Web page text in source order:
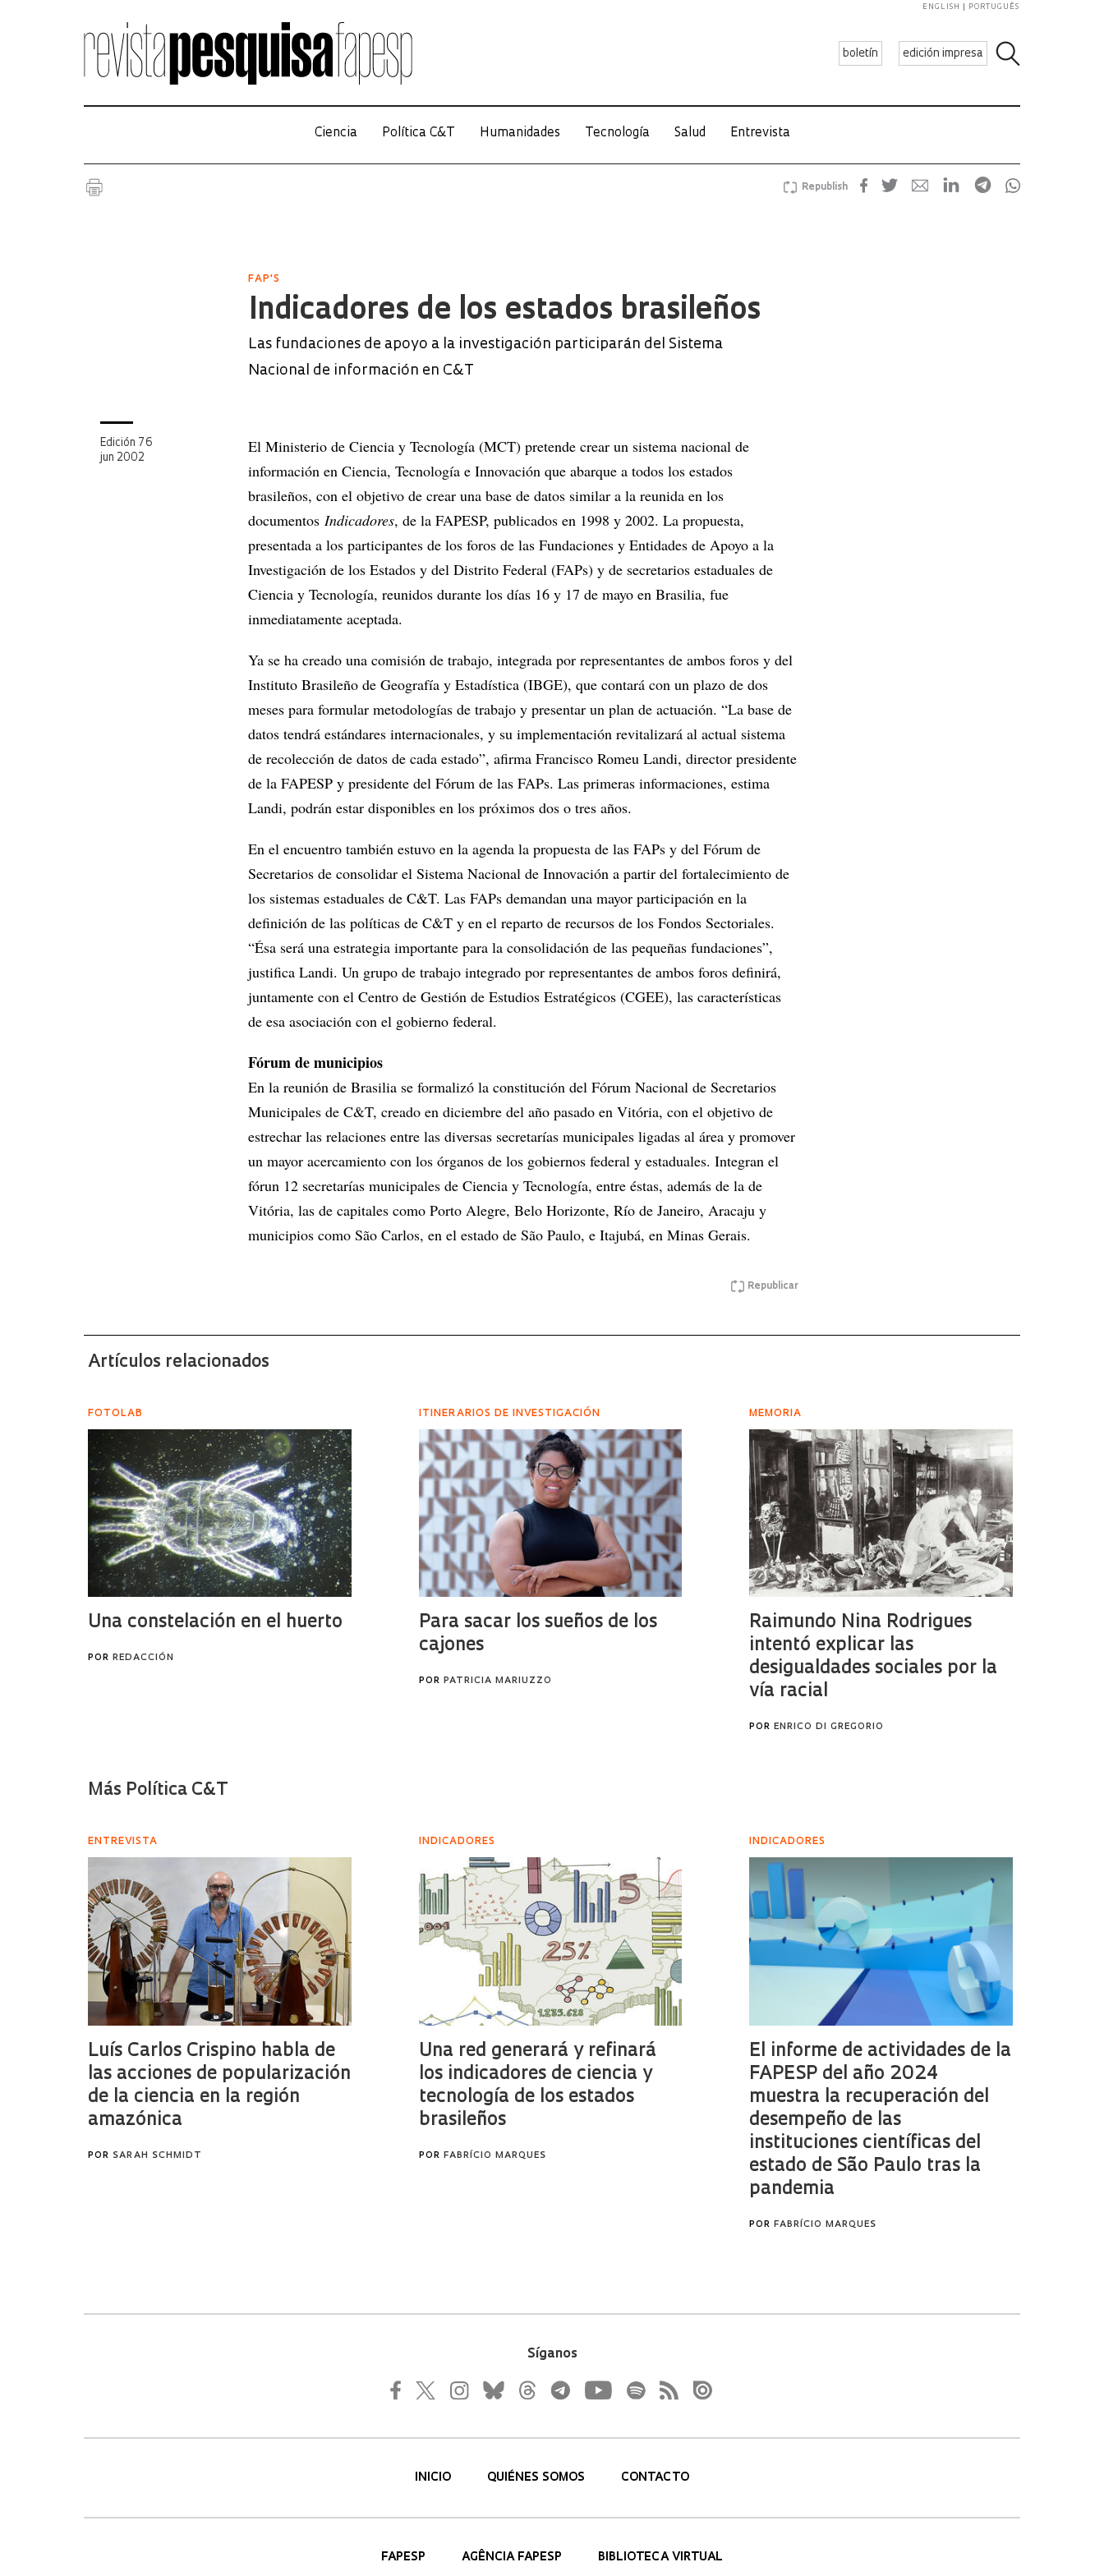
boletín edición impresa
ENGLISH PORTUGUÊS
Ciencia Política C&T Humanidades Tecnología Salud Entrevista
Republish
FAP'S
Indicadores de los estados brasileños
Las fundaciones de apoyo a la investigación participarán del Sistema
Nacional de información en C&T
Edición 76
jun 2002
El Ministerio de Ciencia y Tecnología (MCT) pretende crear un sistema nacional de
información en Ciencia, Tecnología e Innovación que abarque a todos los estados
brasileños, con el objetivo de crear una base de datos similar a la reunida en los
documentos Indicadores, de la FAPESP, publicados en 1998 y 2002. La propuesta,
presentada a los participantes de los foros de las Fundaciones y Entidades de Apoyo a la
Investigación de los Estados y del Distrito Federal (FAPs) y de secretarios estaduales de
Ciencia y Tecnología, reunidos durante los días 16 y 17 de mayo en Brasilia, fue
inmediatamente aceptada.
Ya se ha creado una comisión de trabajo, integrada por representantes de ambos foros y del
Instituto Brasileño de Geografía y Estadística (IBGE), que contará con un plazo de dos
meses para formular metodologías de trabajo y presentar un plan de actuación. “La base de
datos tendrá estándares internacionales, y su implementación revitalizará al actual sistema
de recolección de datos de cada estado”, afirma Francisco Romeu Landi, director presidente
de la FAPESP y presidente del Fórum de las FAPs. Las primeras informaciones, estima
Landi, podrán estar disponibles en los próximos dos o tres años.
En el encuentro también estuvo en la agenda la propuesta de las FAPs y del Fórum de
Secretarios de consolidar el Sistema Nacional de Innovación a partir del fortalecimiento de
los sistemas estaduales de C&T. Las FAPs demandan una mayor participación en la
definición de las políticas de C&T y en el reparto de recursos de los Fondos Sectoriales.
“Ésa será una estrategia importante para la consolidación de las pequeñas fundaciones”,
justifica Landi. Un grupo de trabajo integrado por representantes de ambos foros definirá,
juntamente con el Centro de Gestión de Estudios Estratégicos (CGEE), las características
de esa asociación con el gobierno federal.
Fórum de municipios
En la reunión de Brasilia se formalizó la constitución del Fórum Nacional de Secretarios
Municipales de C&T, creado en diciembre del año pasado en Vitória, con el objetivo de
estrechar las relaciones entre las diversas secretarías municipales ligadas al área y promover
un mayor acercamiento con los órganos de los gobiernos federal y estaduales. Integran el
fórun 12 secretarías municipales de Ciencia y Tecnología, entre éstas, además de la de
Vitória, las de capitales como Porto Alegre, Belo Horizonte, Río de Janeiro, Aracaju y
municipios como São Carlos, en el estado de São Paulo, e Itajubá, en Minas Gerais.
Republicar
Síganos
INICIO QUIÉNES SOMOS CONTACTO
FAPESP AGÊNCIA FAPESP BIBLIOTECA VIRTUAL